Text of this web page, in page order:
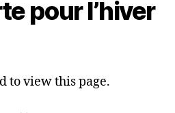
pour l’hiver
to view this page.